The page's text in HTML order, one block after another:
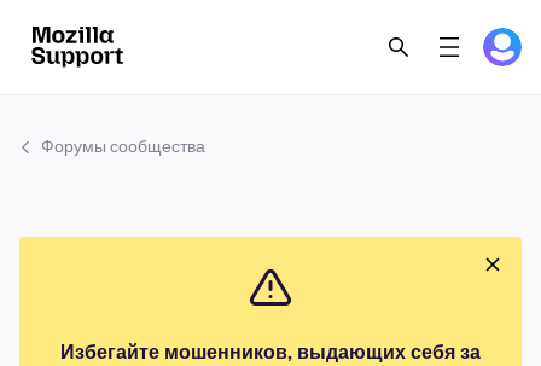
Форумы сообщества
Избегайте мошенников, выдающих себя за